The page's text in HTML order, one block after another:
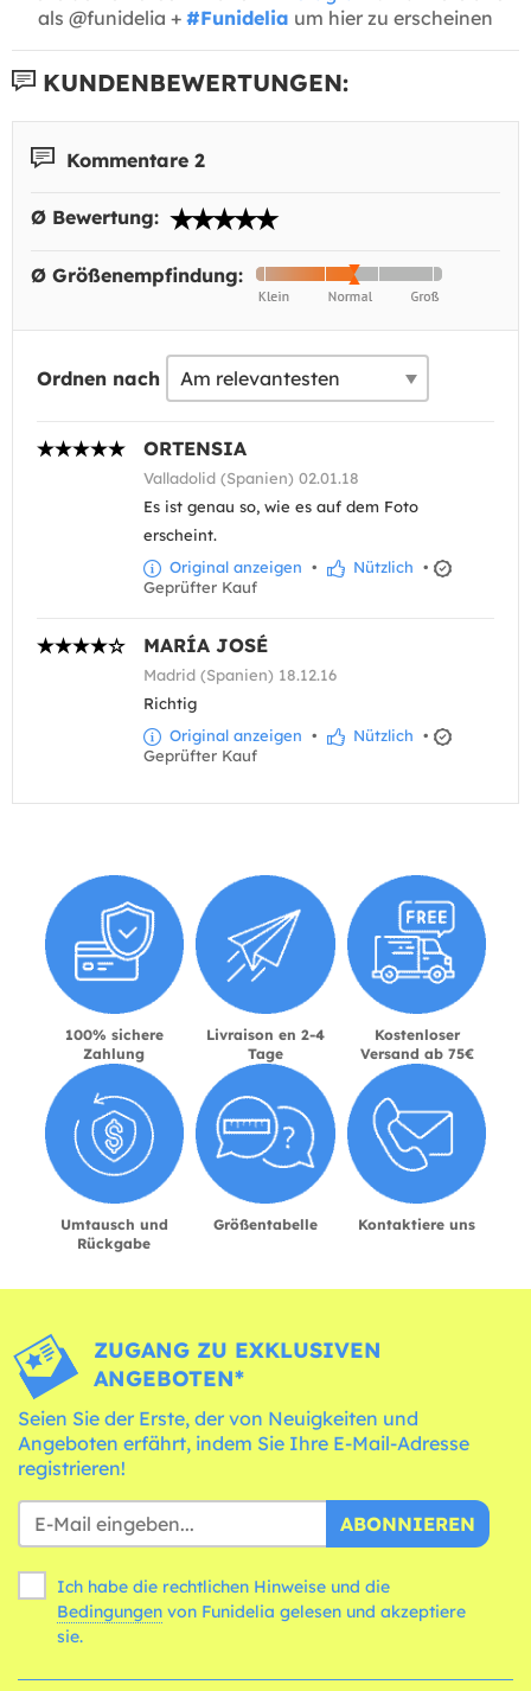
als @funidelia + #Funidelia um hier zu erscheinen
KUNDENBEWERTUNGEN:
Kommentare 2
Ø Bewertung:
Ø Größenempfindung:
Ordnen nach
ORTENSIA
Valladolid (Spanien) 02.01.18
Es ist genau so, wie es auf dem Foto
erscheint.
Original anzeigen • Nützlich •
Geprüfter Kauf
MARÍA JOSÉ
Madrid (Spanien) 18.12.16
Richtig
Original anzeigen • Nützlich •
Geprüfter Kauf
100% sichere
Zahlung
Livraison en 2-4
Tage
Kostenloser
Versand ab 75€
Umtausch und
Rückgabe
Größentabelle Kontaktiere uns
ZUGANG ZU EXKLUSIVEN
ANGEBOTEN*
Seien Sie der Erste, der von Neuigkeiten und
Angeboten erfährt, indem Sie Ihre E-Mail-Adresse
registrieren!
ABONNIEREN
Ich habe die rechtlichen Hinweise und die
Bedingungen
sie.